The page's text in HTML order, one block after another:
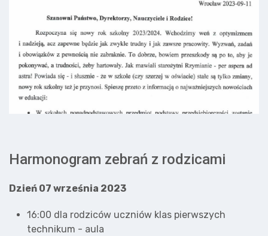
Harmonogram zebrań z rodzicami
Dzień 07 września 2023
16:00 dla rodziców uczniów klas pierwszych
technikum - aula